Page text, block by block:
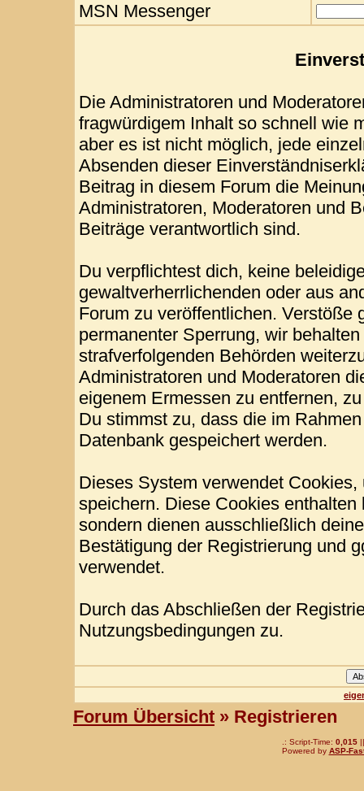
MSN Messenger
Die Administratoren und
fragwürdigem Inhalt so schnell wie
aber es ist nicht möglich, jede
Absenden dieser
Beitrag in diesem Forum die
Administratoren, Moderatoren und
Beiträge verantwortlich sind.
Du verpflichtest dich, keine
gewaltverherrlichenden oder aus
Forum zu veröffentlichen. Verstöße
permanenter Sperrung, wir
strafverfolgenden Behörden
Administratoren und Moderatoren
eigenem Ermessen zu entfernen,
Du stimmst zu, dass die im
Datenbank gespeichert werden.
Dieses System verwendet
speichern. Diese Cookies
sondern dienen ausschließlich
Bestätigung der Registrierung und
verwendet.
Durch das Abschließen der
Nutzungsbedingungen zu.
Forum Übersicht » Registrieren
.: Script-Time: 0,015||
Powered by ASP-